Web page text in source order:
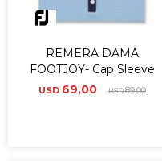
REMERA DAMA
FOOTJOY- Cap Sleeve
USD 69,00 USD89,00